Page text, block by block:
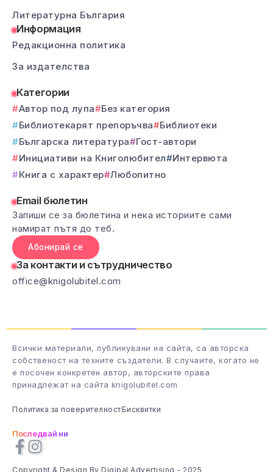
Литературна България
Информация
Редакционна политика
За издателства
Категории
Автор под лупа
Без категория
Библиотекарят препоръчва
Библиотеки
Българска литература
Гост-автори
Инициативи на Книголюбител
Интервюта
Книга с характер Любопитно
Email бюлетин
Запиши се за бюлетина и нека историите сами
намират пътя до теб.
Абонирай се
За контакти и сътрудничество
office@knigolubitel.com
Всички материали, публикувани на сайта, са авторска
собственост на техните създатели. В случаите, когато не
е посочен конкретен автор, авторските права
принадлежат на сайта knigolubitel.com
Политика за поверителност Бисквитки
Последвай ни
Copyright & Design By Digipal Advertising - 2025